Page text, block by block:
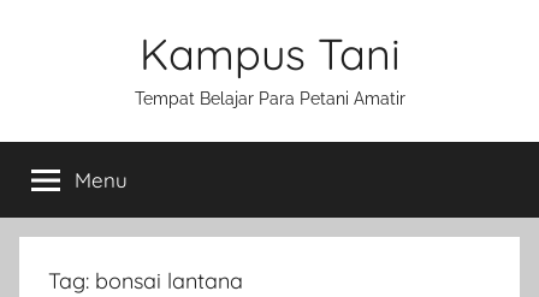
Kampus Tani
Tempat Belajar Para Petani Amatir
Menu
Tag: bonsai lantana